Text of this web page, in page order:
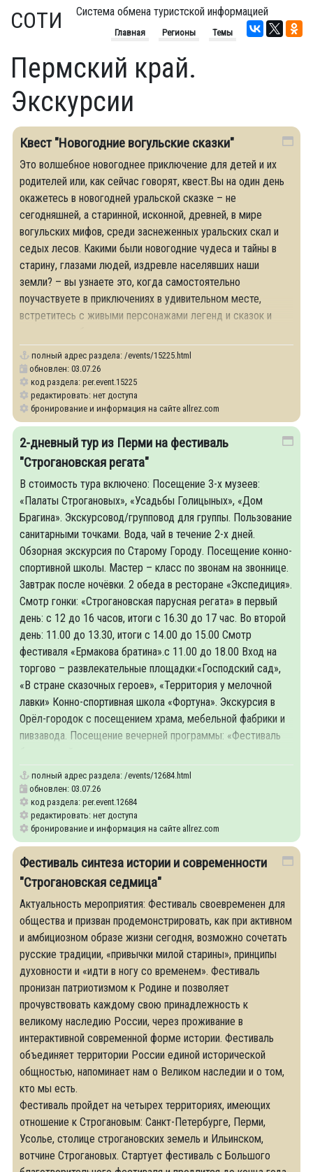
СОТИ Система обмена туристской информацией
Главная Регионы Темы
Пермский край.
Экскурсии
Квест "Новогодние вогульские сказки"
Это волшебное новогоднее приключение для детей и их
родителей или, как сейчас говорят, квест.Вы на один день
окажетесь в новогодней уральской сказке – не
сегодняшней, а старинной, исконной, древней, в мире
вогульских мифов, среди заснеженных уральских скал и
седых лесов. Какими были новогодние чудеса и тайны в
старину, глазами людей, издревле населявших наши
земли? – вы узнаете это, когда самостоятельно
поучаствуете в приключениях в удивительном месте,
встретитесь с живыми персонажами легенд и сказок и
полный адрес раздела: /events/15225.html
обновлен: 03.07.26
код раздела: per.event.15225
редактировать: нет доступа
бронирование и информация на сайте allrez.com
2-дневный тур из Перми на фестиваль
"Строгановская регата"
В стоимость тура включено: Посещение 3-х музеев:
«Палаты Строгановых», «Усадьбы Голицыных», «Дом
Брагина». Экскурсовод/групповод для группы. Пользование
санитарными точками. Вода, чай в течение 2-х дней.
Обзорная экскурсия по Старому Городу. Посещение конно-
спортивной школы. Мастер – класс по звонам на звоннице.
Завтрак после ночёвки. 2 обеда в ресторане «Экспедиция».
Смотр гонки: «Строгановская парусная регата» в первый
день: с 12 до 16 часов, итоги с 16.30 до 17 час. Во второй
день: 11.00 до 13.30, итоги с 14.00 до 15.00 Смотр
фестиваля «Ермакова братина».с 11.00 до 18.00 Вход на
торгово – развлекательные площадки:«Господский сад»,
«В стране сказочных героев», «Территория у мелочной
лавки» Конно-спортивная школа «Фортуна». Экскурсия в
Орёл-городок с посещением храма, мебельной фабрики и
пивзавода. Посещение вечерней программы: «Фестиваль
полный адрес раздела: /events/12684.html
обновлен: 03.07.26
код раздела: per.event.12684
редактировать: нет доступа
бронирование и информация на сайте allrez.com
Фестиваль синтеза истории и современности
"Строгановская седмица"
Актуальность мероприятия: Фестиваль своевременен для
общества и призван продемонстрировать, как при активном
и амбициозном образе жизни сегодня, возможно сочетать
русские традиции, «привычки милой старины», принципы
духовности и «идти в ногу со временем». Фестиваль
пронизан патриотизмом к Родине и позволяет
прочувствовать каждому свою принадлежность к
великому наследию России, через проживание в
интерактивной современной форме истории. Фестиваль
объединяет территории России единой исторической
общностью, напоминает нам о Великом наследии и о том,
кто мы есть.
Фестиваль пройдет на четырех территориях, имеющих
отношение к Строгановым: Санкт-Петербурге, Перми,
Усолье, столице строгановских земель и Ильинском,
вотчине Строгановых. Стартует фестиваль с Большого